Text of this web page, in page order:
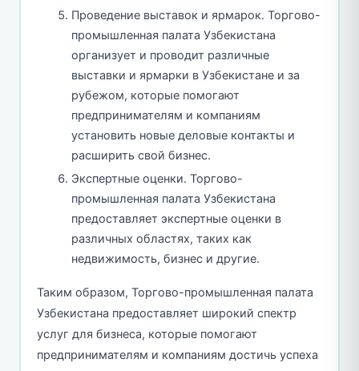
Проведение выставок и ярмарок. Торгово-
промышленная палата Узбекистана
организует и проводит различные
выставки и ярмарки в Узбекистане и за
рубежом, которые помогают
предпринимателям и компаниям
установить новые деловые контакты и
расширить свой бизнес.
Экспертные оценки. Торгово-
промышленная палата Узбекистана
предоставляет экспертные оценки в
различных областях, таких как
недвижимость, бизнес и другие.
Таким образом, Торгово-промышленная палата
Узбекистана предоставляет широкий спектр
услуг для бизнеса, которые помогают
предпринимателям и компаниям достичь успеха